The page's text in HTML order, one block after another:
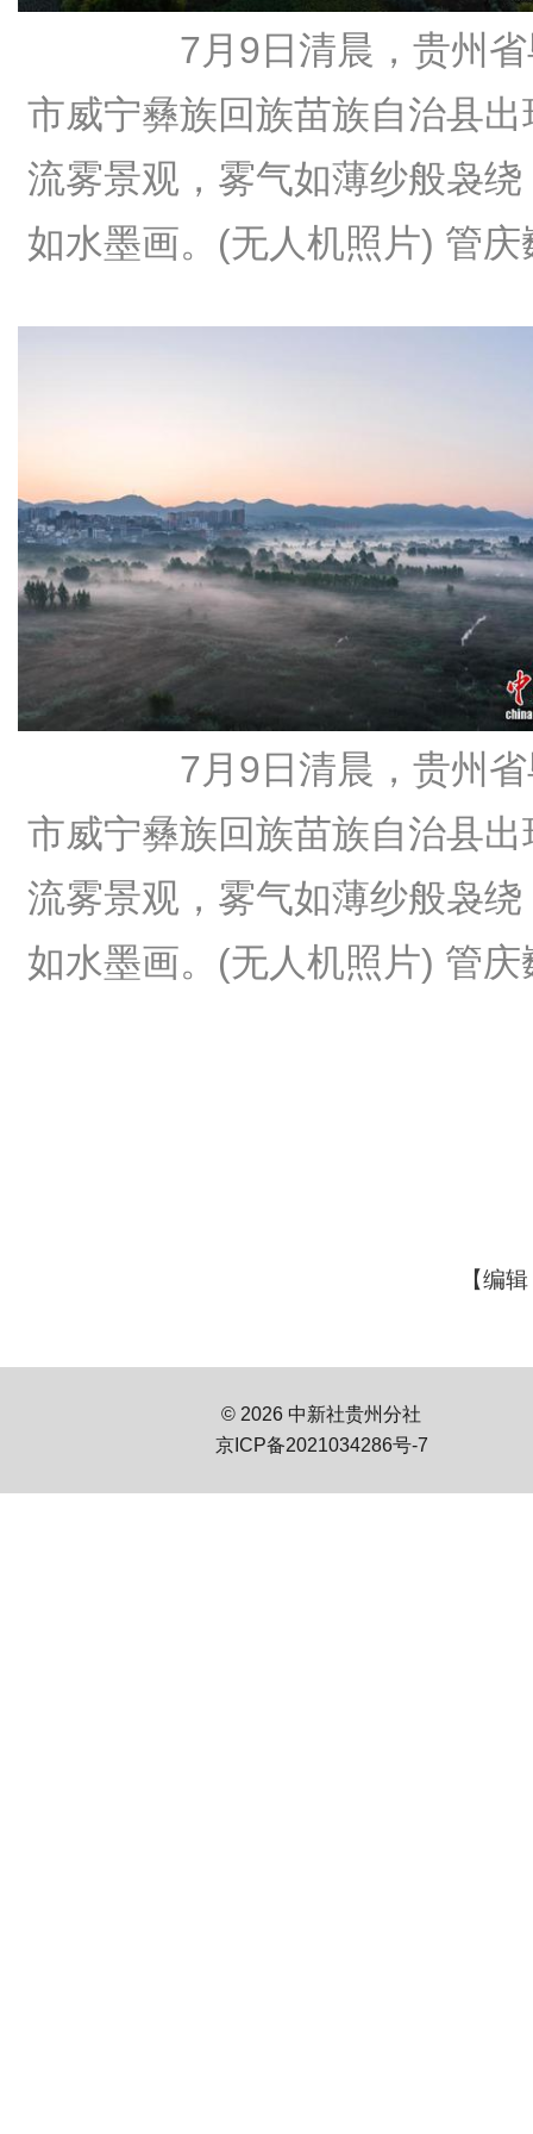
7月9日清晨，贵州省
市威宁彝族回族苗族自治县出
流雾景观，雾气如薄纱般袅绕
如水墨画。(无人机照片) 管庆
7月9日清晨，贵州省
市威宁彝族回族苗族自治县出
流雾景观，雾气如薄纱般袅绕
如水墨画。(无人机照片) 管庆
【编
© 2026 中新社贵州分社
京ICP备2021034286号-7